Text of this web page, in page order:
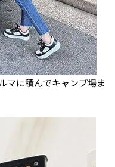
マに積んでキャンプ場ま